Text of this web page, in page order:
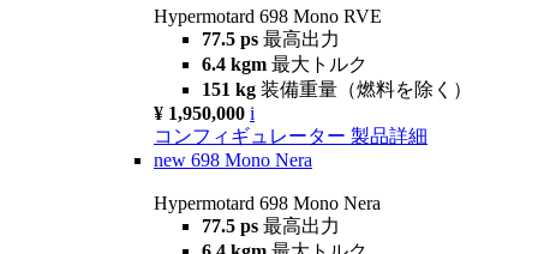
Hypermotard 698 Mono RVE
77.5 ps 最高出力
6.4 kgm 最大トルク
151 kg 装備重量（燃料を除く）
¥ 1,950,000 i
コンフィギュレーター 製品詳細
new 698 Mono Nera
Hypermotard 698 Mono Nera
77.5 ps 最高出力